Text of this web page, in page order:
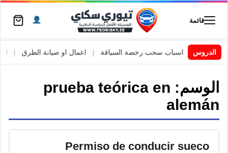
قائمة
الدروس
السويد | اسباب سحب رخصة السياقة اعمال او صيانة الطرق
الوسم: prueba teórica en
alemán
Permiso de conducir sueco